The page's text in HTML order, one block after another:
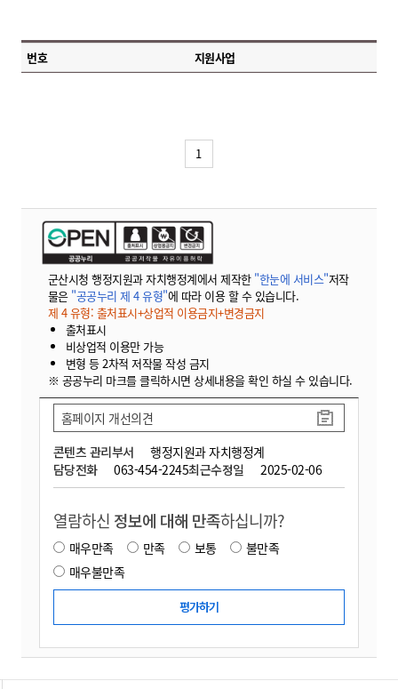
번호 지원사업
1
군산시청 행정지원과 자치행정계에서 제작한 "한눈에 서비스"저작
물은 "공공누리 제 4 유형"에 따라 이용 할 수 있습니다.
제 4 유형: 출처표시+상업적 이용금지+변경금지
출처표시
비상업적 이용만 가능
변형 등 2차적 저작물 작성 금지
※ 공공누리 마크를 클릭하시면 상세내용을 확인 하실 수 있습니다.
콘텐츠 관리부서
행정지원과 자치행정계
담당전화
063-454-2245최근수정일 2025-02-06
홈페이지 개선의견
열람하신 정보에 대해 만족하십니까?
매우만족 만족 보통
불만족
매우불만족